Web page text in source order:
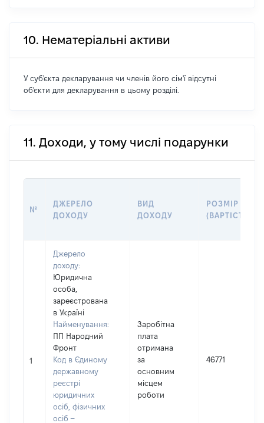
10. Нематеріальні активи
У суб'єкта декларування чи членів його сім'ї відсутні
об'єкти для декларування в цьому розділі.
11. Доходи, у тому числі подарунки
№
ДЖЕРЕЛО
ДОХОДУ
ВИД
ДОХОДУ
РОЗМІР
(ВАРТІСТЬ)
1
Джерело
доходу:
Юридична
особа,
зареєстрована
в Україні
Найменування:
ПП Народний
Фронт
Код в Єдиному
державному
реєстрі
юридичних
осіб, фізичних
осіб –
Заробітна
плата
отримана
за
основним
місцем
роботи
46771